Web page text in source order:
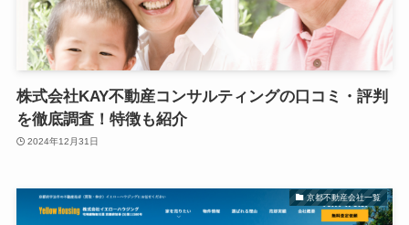
株式会社KAY不動産コンサルティングの口コミ・評判
を徹底調査！特徴も紹介
2024年12月31日
京都不動産会社一覧